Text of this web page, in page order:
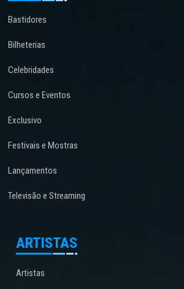
Bastidores
Bilheterias
Celebridades
Cursos e Eventos
Exclusivo
Festivais e Mostras
Lançamentos
Televisão e Streaming
ARTISTAS
Artistas